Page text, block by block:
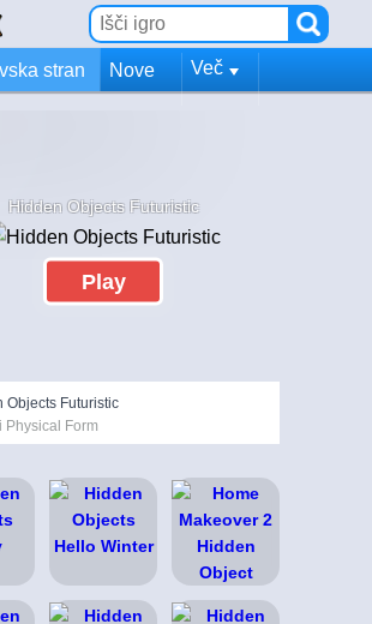
stran Nove Več
Hidden Objects Futuristic
Play
Objects Futuristic
Physical Form